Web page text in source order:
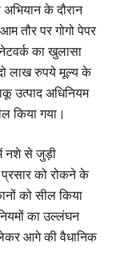
के दौरान
तौर पर गोगो पेपर
का खुलासा
दो लाख रुपये मूल्य के
उत्पाद अधिनियम
किया गया।
नशे से जुड़ी
प्रसार को रोकने के
को सील किया
का उल्लंघन
आगे की वैधानिक